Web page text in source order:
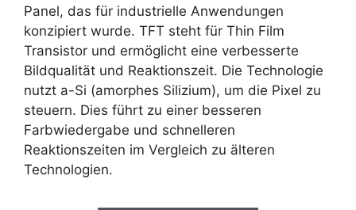
Panel, das für industrielle Anwendungen
konzipiert wurde. TFT steht für Thin Film
Transistor und ermöglicht eine verbesserte
Bildqualität und Reaktionszeit. Die Technologie
nutzt a-Si (amorphes Silizium), um die Pixel zu
steuern. Dies führt zu einer besseren
Farbwiedergabe und schnelleren
Reaktionszeiten im Vergleich zu älteren
Technologien.